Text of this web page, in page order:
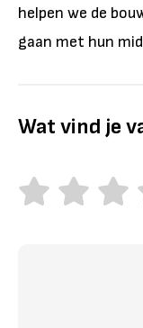
helpen we de
gaan met hun
Wat vind je